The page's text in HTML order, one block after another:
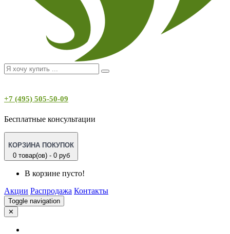
+7 (495) 505-50-09
Бесплатные консультации
КОРЗИНА ПОКУПОК
0 товар(ов) - 0 руб
В корзине пусто!
Акции Распродажа Контакты
Toggle navigation
✕